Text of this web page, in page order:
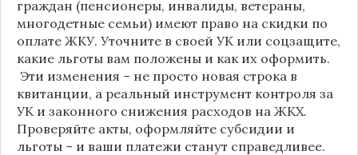
граждан (пенсионеры, инвалиды, ветераны,
многодетные семьи) имеют право на скидки по
оплате ЖКУ. Уточните в своей УК или соцзащите,
какие льготы вам положены и как их оформить.
Эти изменения – не просто новая строка в
квитанции, а реальный инструмент контроля за
УК и законного снижения расходов на ЖКХ.
Проверяйте акты, оформляйте субсидии и
льготы – и ваши платежи станут справедливее.